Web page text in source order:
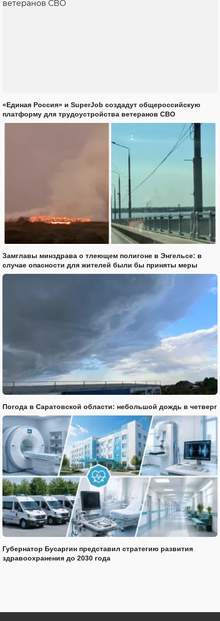
«Единая Россия» и SuperJob создадут общероссийскую
платформу для трудоустройства ветеранов СВО
Замглавы минздрава о тлеющем полигоне в Энгельсе: в
случае опасности для жителей были бы приняты меры
Погода в Саратовской области: небольшой дождь в четверг
Губернатор Бусаргин представил стратегию развития
здравоохранения до 2030 года